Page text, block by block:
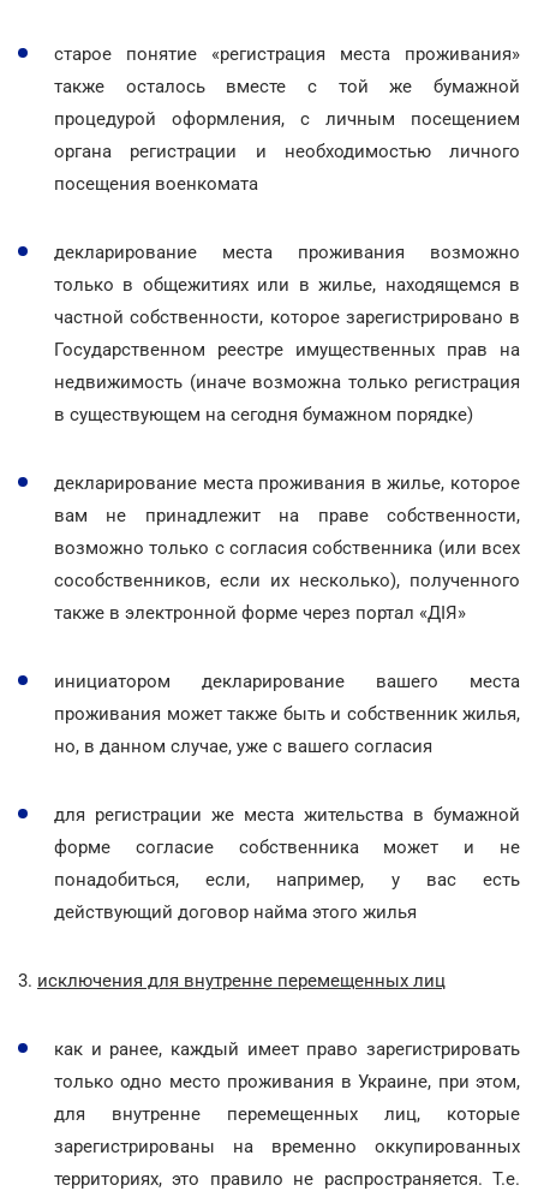
старое понятие «регистрация места проживания»
также осталось вместе с той же бумажной
процедурой оформления, с личным посещением
органа регистрации и необходимостью личного
посещения военкомата
декларирование места проживания возможно
только в общежитиях или в жилье, находящемся в
частной собственности, которое зарегистрировано в
Государственном реестре имущественных прав на
недвижимость (иначе возможна только регистрация
в существующем на сегодня бумажном порядке)
декларирование места проживания в жилье, которое
вам не принадлежит на праве собственности,
возможно только с согласия собственника (или всех
сособственников, если их несколько), полученного
также в электронной форме через портал «ДІЯ»
инициатором декларирование вашего места
проживания может также быть и собственник жилья,
но, в данном случае, уже с вашего согласия
для регистрации же места жительства в бумажной
форме согласие собственника может и не
понадобиться, если, например, у вас есть
действующий договор найма этого жилья
3. исключения для внутренне перемещенных лиц
как и ранее, каждый имеет право зарегистрировать
только одно место проживания в Украине, при этом,
для внутренне перемещенных лиц, которые
зарегистрированы на временно оккупированных
территориях, это правило не распространяется. Т.е.